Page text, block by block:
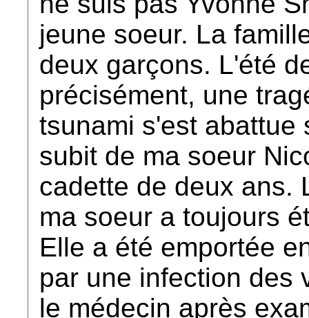
jeune soeur. La
deux garçons. L'été
précisément, une
tsunami s'est abattue
subit de ma soeur
cadette de deux ans.
ma soeur a toujours
Elle a été emportée
par une infection des
le médecin après